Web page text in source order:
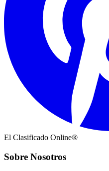
El Clasificado Online®
Sobre Nosotros